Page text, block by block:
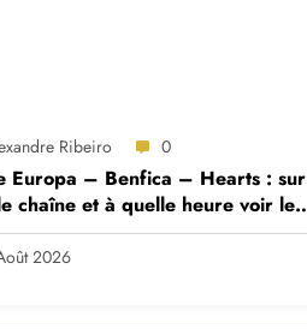
Ribeiro 0
Europa – Benfica – Hearts : sur
chaîne et à quelle heure voir le
?
2026